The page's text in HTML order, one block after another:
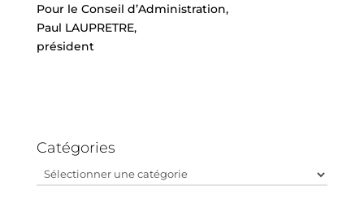
Pour le Conseil d’Administration,
Paul LAUPRETRE,
président
Catégories
Catégories